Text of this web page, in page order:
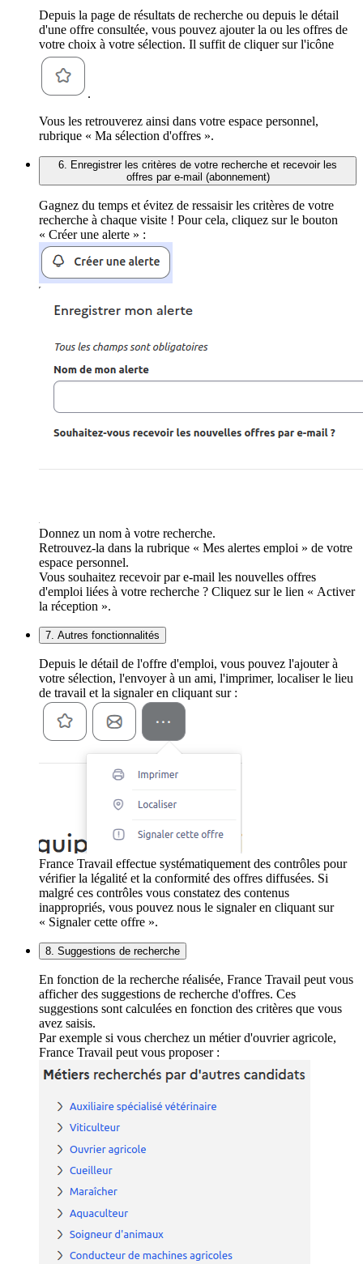
Depuis la page de résultats de recherche ou depuis le détail
d'une offre consultée, vous pouvez ajouter la ou les offres de
votre choix à votre sélection. Il suffit de cliquer sur l'icône
.
Vous les retrouverez ainsi dans votre espace personnel,
rubrique « Ma sélection d'offres ».
6. Enregistrer les critères de votre recherche et recevoir les
offres par e-mail (abonnement)
Gagnez du temps et évitez de ressaisir les critères de votre
recherche à chaque visite ! Pour cela, cliquez sur le bouton
« Créer une alerte » :
Donnez un nom à votre recherche.
Retrouvez-la dans la rubrique « Mes alertes emploi » de votre
espace personnel.
Vous souhaitez recevoir par e-mail les nouvelles offres
d'emploi liées à votre recherche ? Cliquez sur le lien « Activer
la réception ».
7. Autres fonctionnalités
Depuis le détail de l'offre d'emploi, vous pouvez l'ajouter à
votre sélection, l'envoyer à un ami, l'imprimer, localiser le lieu
de travail et la signaler en cliquant sur :
France Travail effectue systématiquement des contrôles pour
vérifier la légalité et la conformité des offres diffusées. Si
malgré ces contrôles vous constatez des contenus
inappropriés, vous pouvez nous le signaler en cliquant sur
« Signaler cette offre ».
8. Suggestions de recherche
En fonction de la recherche réalisée, France Travail peut vous
afficher des suggestions de recherche d'offres. Ces
suggestions sont calculées en fonction des critères que vous
avez saisis.
Par exemple si vous cherchez un métier d'ouvrier agricole,
France Travail peut vous proposer :